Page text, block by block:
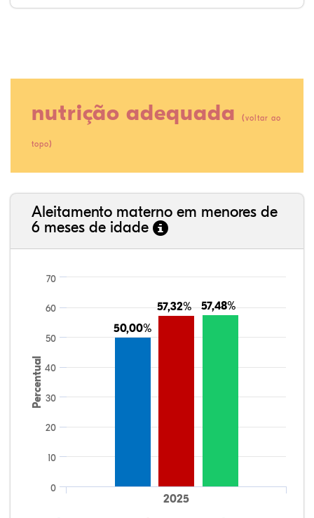
nutrição adequada (voltar ao
topo)
Aleitamento materno em menores de
6 meses de idade
Percentual
50,00%
50,00%
57,32%
57,32% 57,48%
57,48%
2025
0
10
20
30
40
50
60
70
16,10%
3,90%
0,00%
65,85%
2,44%
11,71%
35,89%
3,62%
0,11%
52,11%
2,54%
5,72%